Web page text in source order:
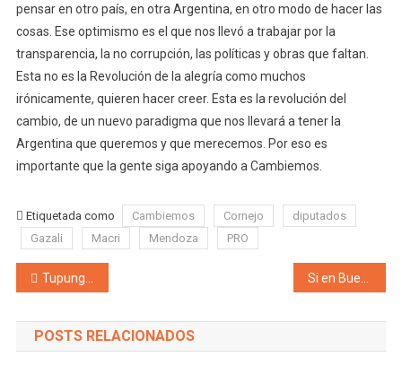
pensar en otro país, en otra Argentina, en otro modo de hacer las
cosas. Ese optimismo es el que nos llevó a trabajar por la
transparencia, la no corrupción, las políticas y obras que faltan.
Esta no es la Revolución de la alegría como muchos
irónicamente, quieren hacer creer. Esta es la revolución del
cambio, de un nuevo paradigma que nos llevará a tener la
Argentina que queremos y que merecemos. Por eso es
importante que la gente siga apoyando a Cambiemos.
Etiquetada como Cambiemos Cornejo
diputados
Gazali
Macri Mendoza PRO
Navegación de entradas
Tupungato multiplica el Día del Niño por 15: Fiesta para todos los «tupungatinitos» de sus distritos
POSTS RELACIONADOS